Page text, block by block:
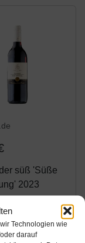
Technologien wie
darauf
süß 'Süße
2023
/ Ebay
ansehen*